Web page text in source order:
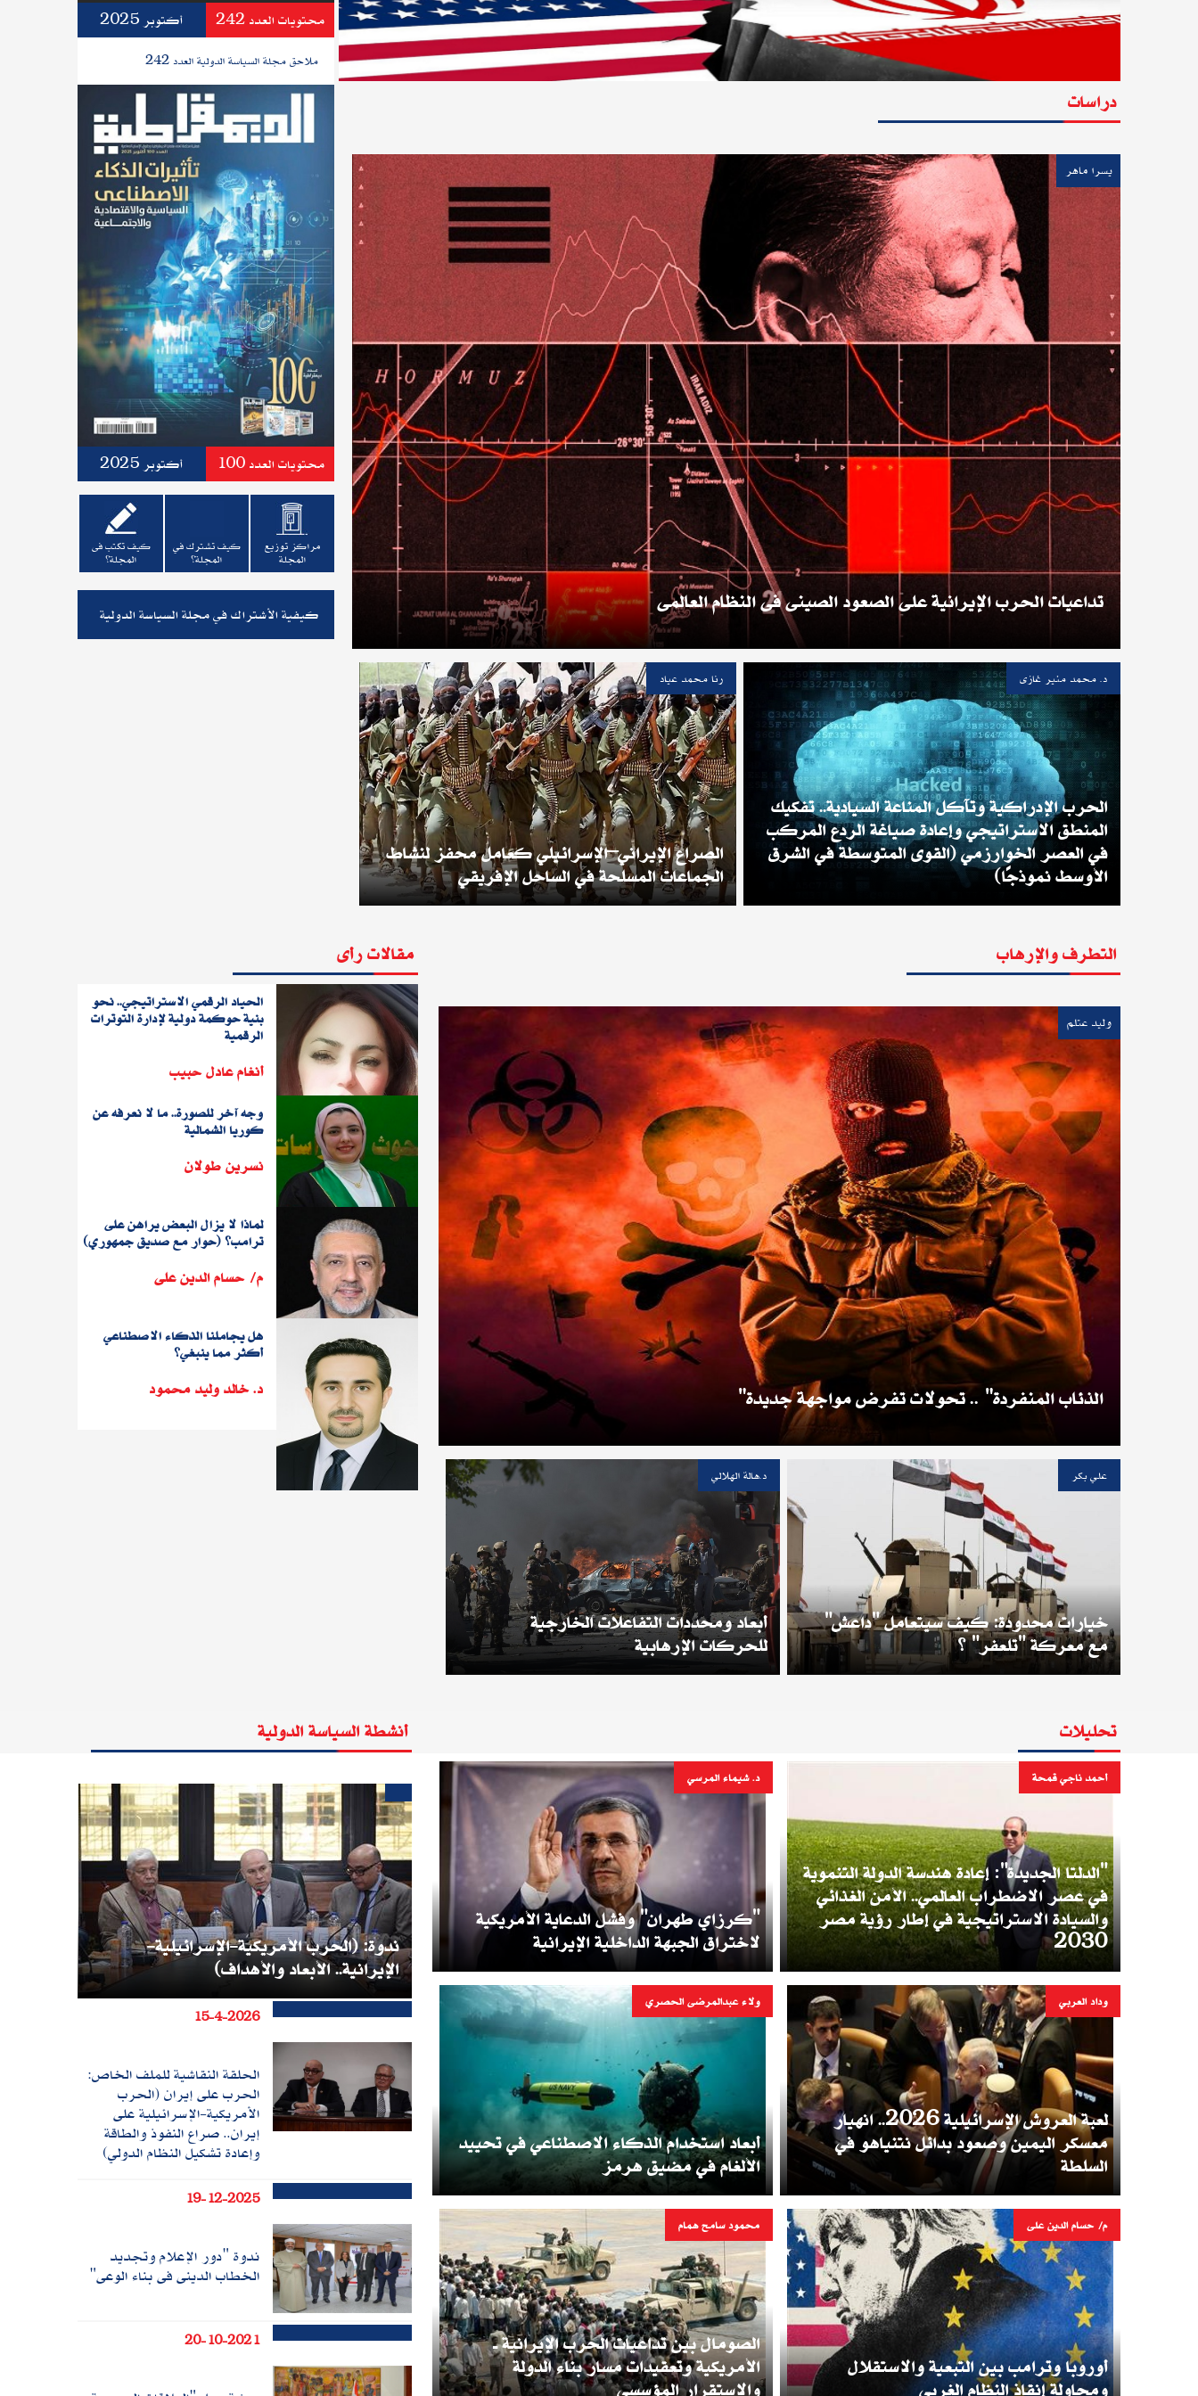
دراسات
يسرا ماهر
تداعيات الحرب الإيرانية على الصعود الصينى فى النظام العالمى
د. محمد منير غازى
الحرب الإدراكية وتآكل المناعة السيادية.. تفكيك
المنطق الاستراتيجي وإعادة صياغة الردع المركب
في العصر الخوارزمي (القوى المتوسطة في الشرق
الأوسط نموذجًا)
رنا محمد عياد
الصراع الإيراني–الإسرائيلي كعامل محفز لنشاط
الجماعات المسلحة في الساحل الإفريقي
محتويات العدد 242 أكتوبر 2025
ملاحق مجلة السياسة الدولية العدد 242
محتويات العدد 100 أكتوبر 2025
مراكز توزيع
المجلة
كيف تشترك في
المجلة؟
كيف تكتب فى
المجلة؟
كيفية الأشتراك في مجلة السياسة الدولية
التطرف والإرهاب
وليد عتلم
"الذئاب المنفردة" .. تحولات تفرض مواجهة جديدة
علي بكر
خيارات محدودة: كيف سيتعامل "داعش"
مع معركة "تلعفر" ؟
د.هالة الهلالي
أبعاد ومحددات التفاعلات الخارجية
للحركات الإرهابية
مقالات رأى
الحياد الرقمي الاستراتيجي.. نحو
بنية حوكمة دولية لإدارة التوترات
الرقمية
أنغام عادل حبيب
وجه آخر للصورة.. ما لا نعرفه عن
كوريا الشمالية
نسرين طولان
لماذا لا يزال البعض يراهن على
ترامب؟ (حوار مع صديق جمهوري)
م/ حسام الدين على
هل يجاملنا الذكاء الاصطناعي
أكثر مما ينبغي؟
د. خالد وليد محمود
تحليلات
أحمد ناجي قمحة
"الدلتا الجديدة": إعادة هندسة الدولة التنموية
في عصر الاضطراب العالمي.. الأمن الغذائي
والسيادة الاستراتيجية في إطار رؤية مصر
2030
د. شيماء المرسي
"كرزاي طهران" وفشل الدعاية الأمريكية
لاختراق الجبهة الداخلية الإيرانية
وداد العربي
لعبة العروش الإسرائيلية 2026.. انهيار
معسكر اليمين وصعود بدائل نتنياهو في
السلطة
ولاء عبدالمرضى الحصري
أبعاد استخدام الذكاء الاصطناعي في تحييد
الألغام في مضيق هرمز
م/ حسام الدين على
أوروبا وترامب بين التبعية والاستقلال
ومحاولة إنقاذ النظام الغربي
محمود سامح همام
الصومال بين تداعيات الحرب الإيرانية ــ
الأمريكية وتعقيدات مسار بناء الدولة
والاستقرار المؤسسي
أنشطة السياسة الدولية
ندوة: (الحرب الأمريكية-الإسرائيلية-
الإيرانية.. الأبعاد والأهداف)
15-4-2026
الحلقة النقاشية للملف الخاص:
الحرب على إيران (الحرب
الأمريكية-الإسرائيلية على
إيران.. صراع النفوذ والطاقة
وإعادة تشكيل النظام الدولي)
19-12-2025
ندوة "دور الإعلام وتجديد
الخطاب الدينى فى بناء الوعى"
20-10-2021